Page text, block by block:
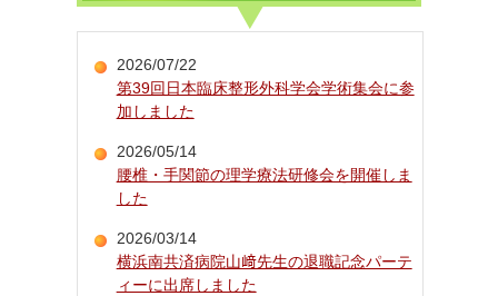
2026/07/22
第39回日本臨床整形外科学会学術集会に参
加しました
2026/05/14
腰椎・手関節の理学療法研修会を開催しま
した
2026/03/14
横浜南共済病院山﨑先生の退職記念パーテ
ィーに出席しました